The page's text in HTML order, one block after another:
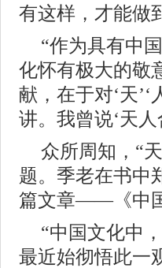
有这样，才能做
“作为具有中
化怀有极大的敬
献，在于对‘天’‘
讲。我曾说‘天
众所周知，“
题。季老在书中
篇文章——《中
“中国文化中
最近始彻悟此一